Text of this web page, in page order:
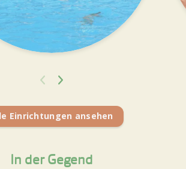
Einrichtungen ansehen
In der Gegend